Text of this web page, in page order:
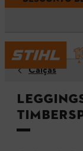
Calças